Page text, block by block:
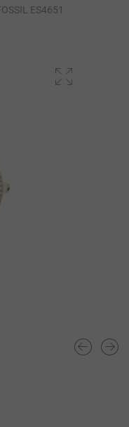
ES4651